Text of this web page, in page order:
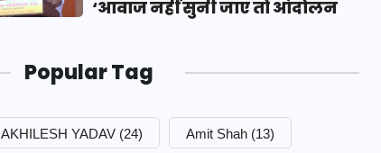
‘आवाज नहीं सुनी जाए तो आंदोलन
Popular Tag
AKHILESH YADAV (24) Amit Shah (13)